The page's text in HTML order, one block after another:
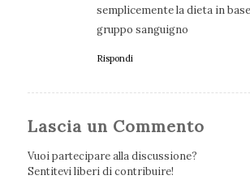
semplicemente la dieta in
gruppo sanguigno
Rispondi
Lascia un Commento
Vuoi partecipare alla discussione?
Sentitevi liberi di contribuire!